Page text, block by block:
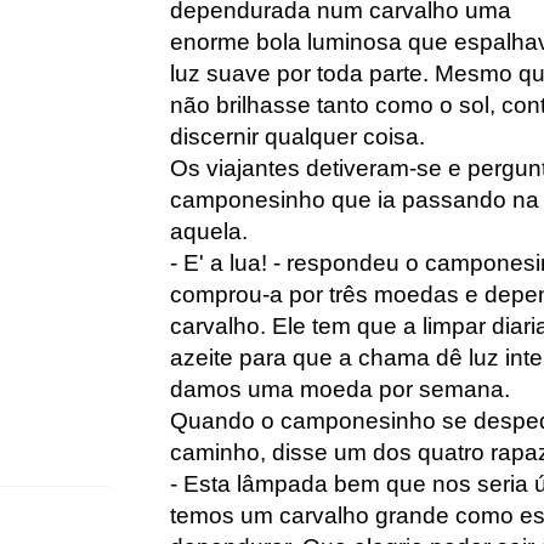
dependurada num carvalho uma
enorme bola luminosa que
luz suave por toda parte. Mesmo
não brilhasse tanto como o sol,
discernir qualquer coisa.
Os viajantes detiveram-se e
camponesinho que ia passando
aquela.
- E' a lua! - respondeu o
comprou-a por três moedas e
carvalho. Ele tem que a limpar
azeite para que a chama dê luz
damos uma moeda por semana.
Quando o camponesinho se
caminho, disse um dos quatro
- Esta lâmpada bem que nos seria
temos um carvalho grande como